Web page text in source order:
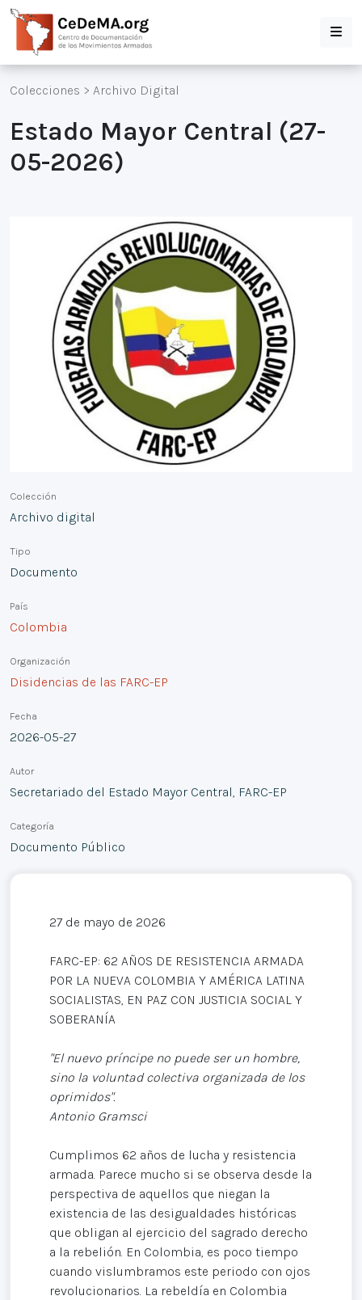
Colecciones > Archivo Digital
Estado Mayor Central (27-
05-2026)
Colección
Archivo digital
Tipo
Documento
País
Colombia
Organización
Disidencias de las FARC-EP
Fecha
2026-05-27
Autor
Secretariado del Estado Mayor Central, FARC-EP
Categoría
Documento Público
27 de mayo de 2026
FARC-EP: 62 AÑOS DE RESISTENCIA ARMADA
POR LA NUEVA COLOMBIA Y AMÉRICA LATINA
SOCIALISTAS, EN PAZ CON JUSTICIA SOCIAL Y
SOBERANÍA
"El nuevo príncipe no puede ser un hombre,
sino la voluntad colectiva organizada de los
oprimidos".
Antonio Gramsci
Cumplimos 62 años de lucha y resistencia
armada. Parece mucho si se observa desde la
perspectiva de aquellos que niegan la
existencia de las desigualdades históricas
que obligan al ejercicio del sagrado derecho
a la rebelión. En Colombia, es poco tiempo
cuando vislumbramos este periodo con ojos
revolucionarios. La rebeldía en Colombia